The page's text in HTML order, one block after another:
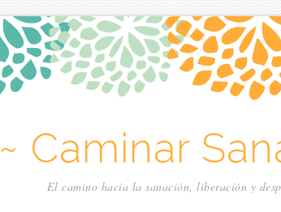
~ Caminar
El camino hacia la sanación, liberación y